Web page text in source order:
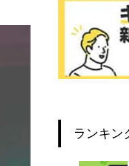
ランキン